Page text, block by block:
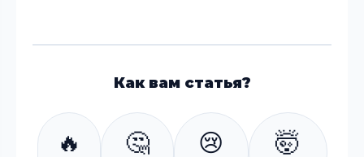
Как вам статья?
🔥 🤔 😢 🤯